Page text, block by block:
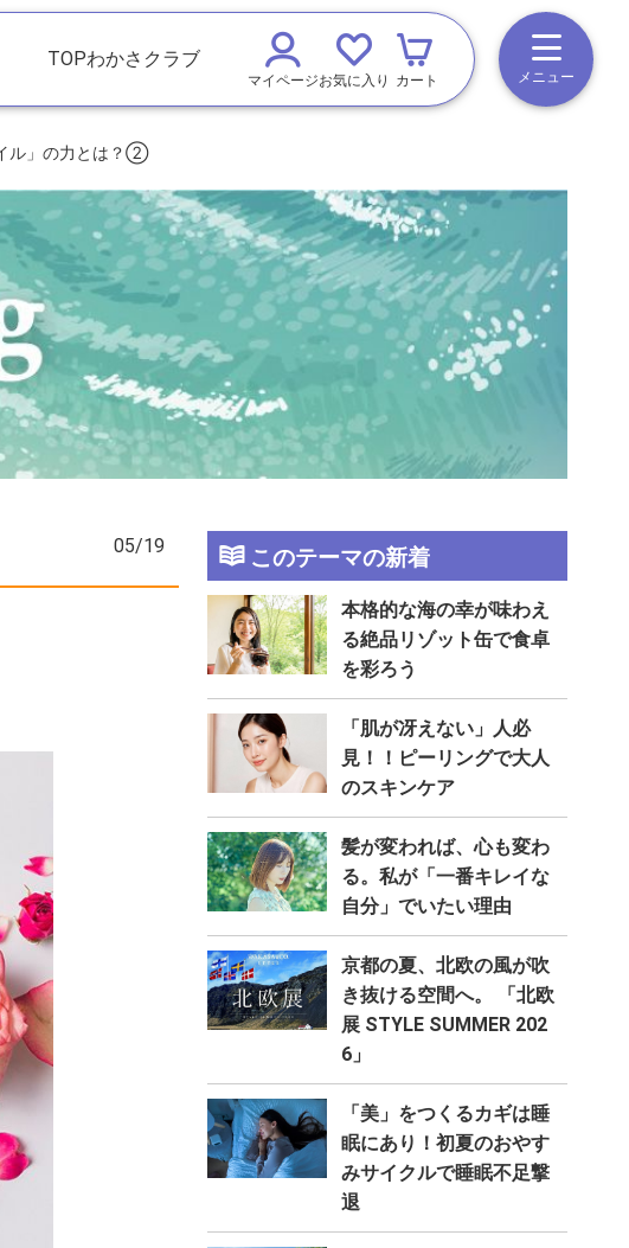
TOPわかさクラブ
マイページお気に入り カート メニュー
ル」の力とは？②
05/19 このテーマの新着
本格的な海の幸が味わえ
る絶品リゾット缶で食卓
を彩ろう
「肌が冴えない」人必
見！！ピーリングで⼤⼈
のスキンケア
髪が変われば、心も変わ
る。私が「一番キレイな
自分」でいたい理由
京都の夏、北欧の風が吹
き抜ける空間へ。 「北欧
展 STYLE SUMMER 202
6」
「美」をつくるカギは睡
眠にあり！初夏のおやす
みサイクルで睡眠不足撃
退